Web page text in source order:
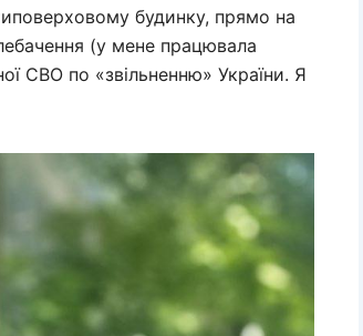
будинку, прямо на
(у мене працювала
СВО по «звільненню» України. Я